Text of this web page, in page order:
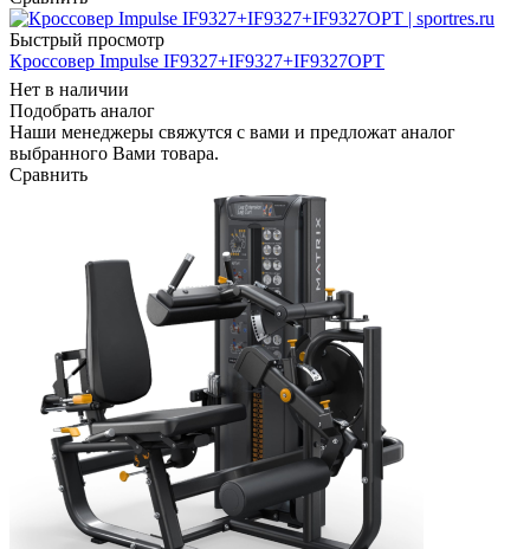
Быстрый просмотр
Кроссовер Impulse IF9327+IF9327+IF9327OPT
Нет в наличии
Подобрать аналог
Наши менеджеры свяжутся с вами и предложат аналог
выбранного Вами товара.
Сравнить